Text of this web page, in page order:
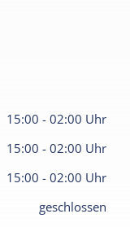
15:00 - 02:00 Uhr
15:00 - 02:00 Uhr
15:00 - 02:00 Uhr
geschlossen